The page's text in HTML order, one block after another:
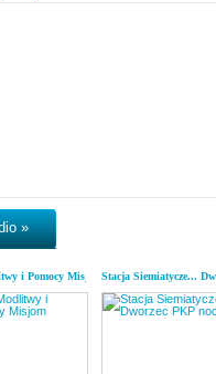
»
i Pomocy MisjomStacja Siemiatycze...